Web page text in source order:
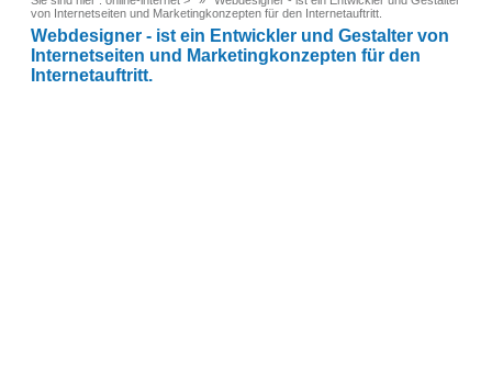
von Internetseiten und Marketingkonzepten für den Internetauftritt.
Webdesigner - ist ein Entwickler und Gestalter von
Internetseiten und Marketingkonzepten für den
Internetauftritt.